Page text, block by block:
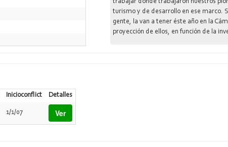
trabajar donde trabajaron nuestros
turismo y de desarrollo en ese marco.
gente, la van a tener éste año en la
proyección de ellos, en función de la
Inicioconflict Detalles
1/1/07 Ver